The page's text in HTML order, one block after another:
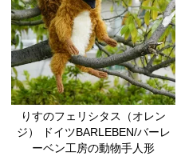
りすのフェリシタス（オレン
ジ） ドイツBARLEBEN/バーレ
ーベン工房の動物手人形